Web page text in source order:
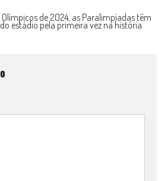
de 2024, as Paralimpíadas têm
estádio pela primeira vez na história